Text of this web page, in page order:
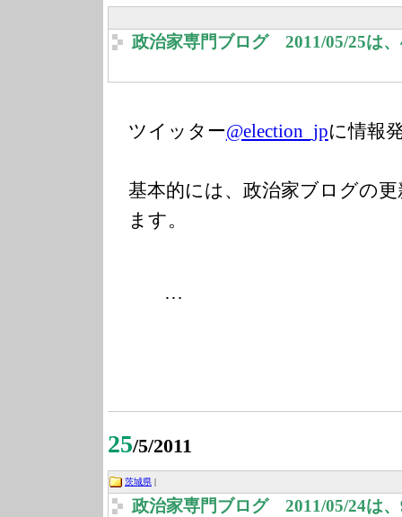
政治家専門ブログ 2011/05/25は
ツイッター@election_jpに情報
基本的には、政治家ブログの
ます。
…
25/5/2011
茨城県 |
政治家専門ブログ 2011/05/24は